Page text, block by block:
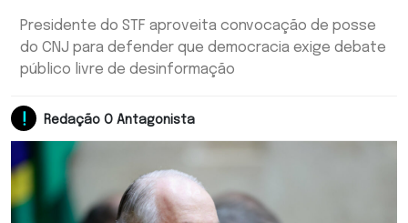
Presidente do STF aproveita convocação de posse
do CNJ para defender que democracia exige debate
público livre de desinformação
Redação O Antagonista